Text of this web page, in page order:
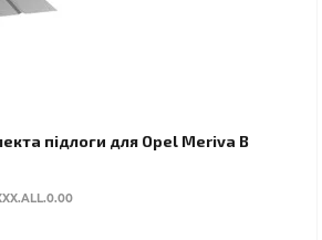
підлоги для Opel Meriva B